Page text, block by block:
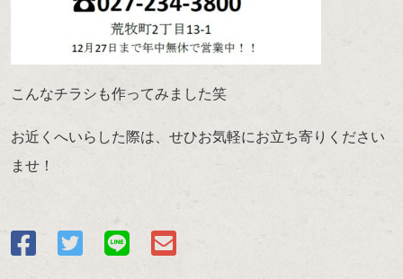
こんなチラシも作ってみました笑
お近くへいらした際は、せひお気軽にお立ち寄りください
ませ！